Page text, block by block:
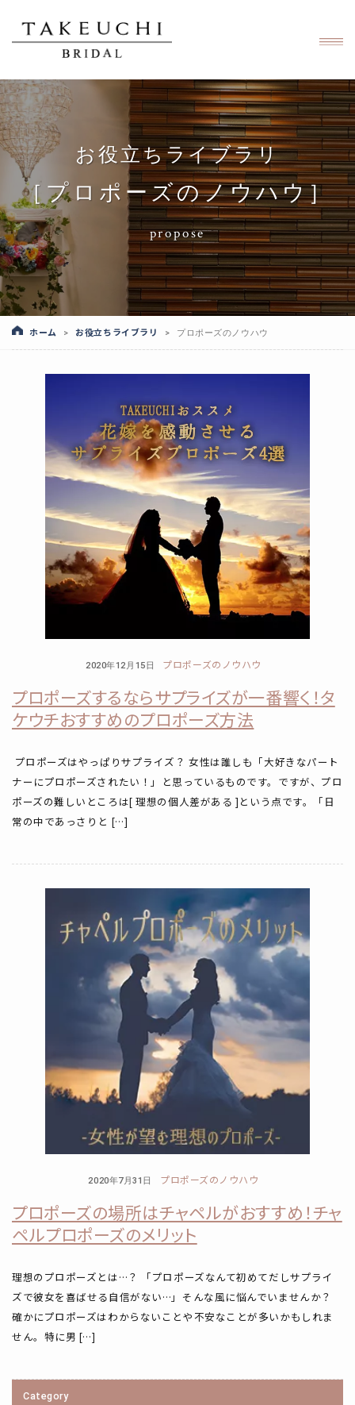
お役立ちライブラリ
［プロポーズのノウハウ］
propose
ホーム > お役立ちライブラリ > プロポーズのノウハウ
2020年12月15日 プロポーズのノウハウ
プロポーズするならサプライズが一番響く！タ
ケウチおすすめのプロポーズ方法
プロポーズはやっぱりサプライズ？ 女性は誰しも「大好きなパート
ナーにプロポーズされたい！」と思っているものです。ですが、プロ
ポーズの難しいところは[ 理想の個人差がある ]という点です。「日
常の中であっさりと […]
2020年7月31日 プロポーズのノウハウ
プロポーズの場所はチャペルがおすすめ！チャ
ペルプロポーズのメリット
理想のプロポーズとは…？ 「プロポーズなんて初めてだしサプライ
ズで彼女を喜ばせる自信がない…」そんな風に悩んでいませんか？
確かにプロポーズはわからないことや不安なことが多いかもしれま
せん。特に男 […]
Category